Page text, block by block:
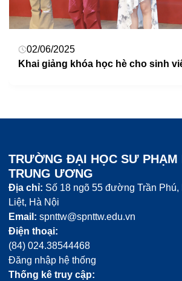
02/06/2025
TRƯỜNG ĐẠI HỌC SƯ PHẠM
TRUNG ƯƠNG
Địa chỉ: Số 18 ngõ 55 đường Trần
Liệt, Hà Nội
Email: spnttw@spnttw.edu.vn
Điện thoại:
(84) 024.38544468
Đăng nhập hệ thống
Thống kê truy cập: